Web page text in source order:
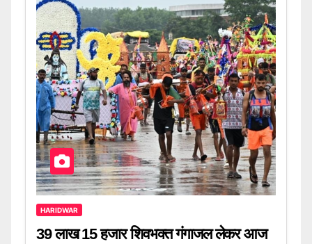
HARIDWAR
39 लाख 15 हजार शिवभक्त गंगाजल लेकर आज